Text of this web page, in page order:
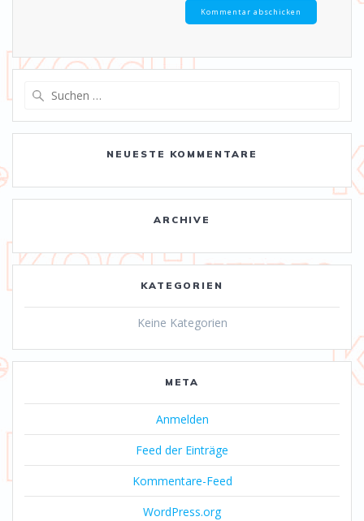
NEUESTE KOMMENTARE
ARCHIVE
KATEGORIEN
Keine Kategorien
META
Anmelden
Feed der Einträge
Kommentare-Feed
WordPress.org